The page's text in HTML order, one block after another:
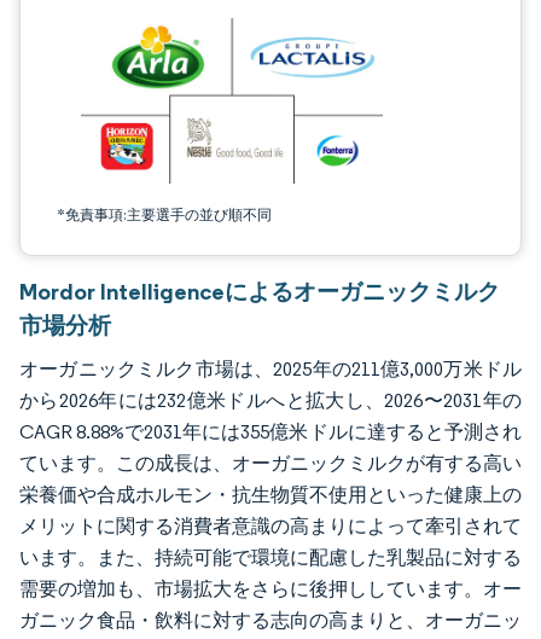
*免責事項:主要選手の並び順不同
Mordor Intelligenceによるオーガニックミルク
市場分析
オーガニックミルク市場は、2025年の211億3,000万米ドル
から2026年には232億米ドルへと拡大し、2026〜2031年の
CAGR 8.88%で2031年には355億米ドルに達すると予測され
ています。この成長は、オーガニックミルクが有する高い
栄養価や合成ホルモン・抗生物質不使用といった健康上の
メリットに関する消費者意識の高まりによって牽引されて
います。また、持続可能で環境に配慮した乳製品に対する
需要の増加も、市場拡大をさらに後押ししています。オー
ガニック食品・飲料に対する志向の高まりと、オーガニッ